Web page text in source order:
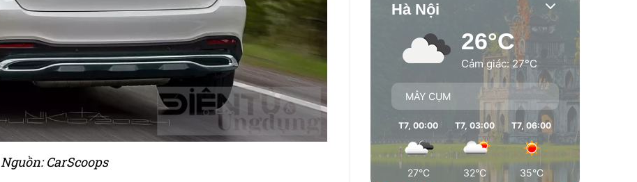
Nguồn: CarScoops
Hà Nội
26°C
Cảm giác: 27°C
MÂY CỤM
T7, 00:00
27°C
T7, 03:00
32°C
T7, 06:00
35°C